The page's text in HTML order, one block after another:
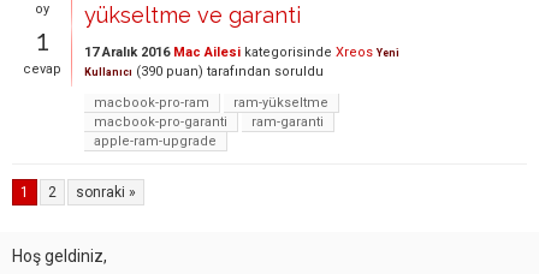
oy
1
cevap
yükseltme ve garanti
17 Aralık 2016 Mac Ailesi kategorisinde Xreos Yeni
Kullanıcı (390 puan) tarafından soruldu
macbook-pro-ram
ram-yükseltme
macbook-pro-garanti
ram-garanti
apple-ram-upgrade
1 2 sonraki »
Hoş geldiniz,